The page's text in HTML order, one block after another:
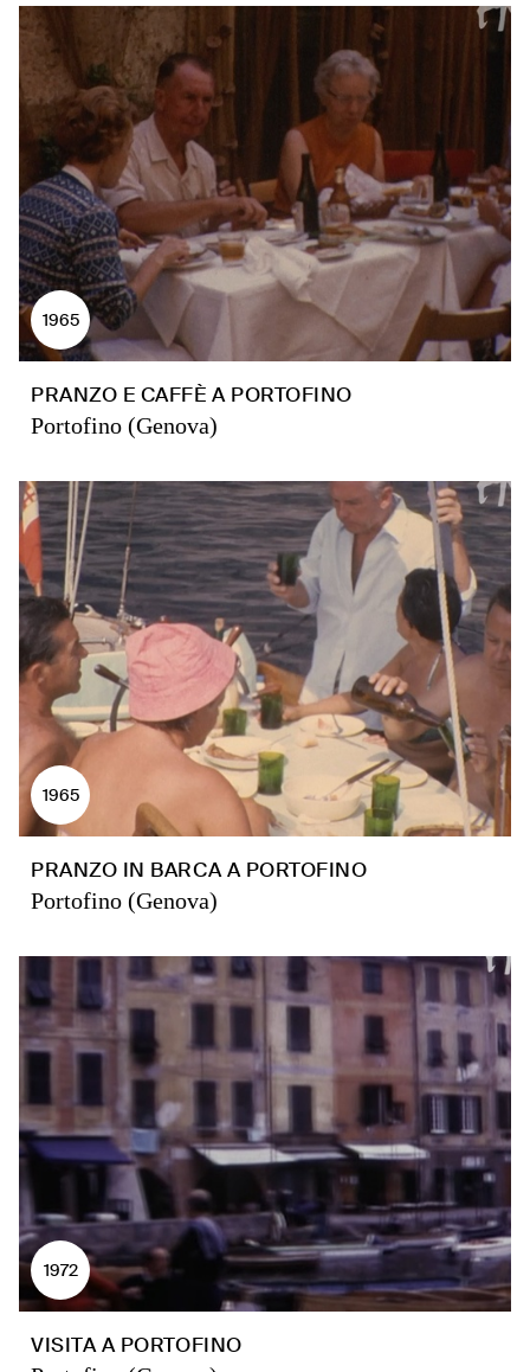
1965
PRANZO E CAFFÈ A PORTOFINO
Portofino (Genova)
1965
PRANZO IN BARCA A PORTOFINO
Portofino (Genova)
1972
VISITA A PORTOFINO